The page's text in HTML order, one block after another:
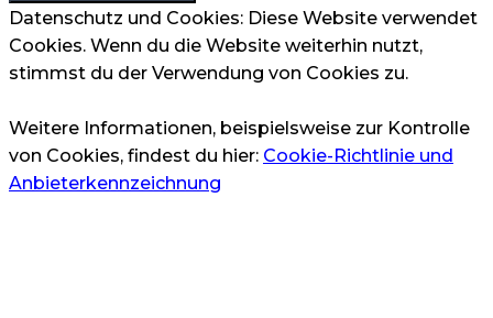
Datenschutz und Cookies: Diese Website verwendet
Cookies. Wenn du die Website weiterhin nutzt,
stimmst du der Verwendung von Cookies zu.
Weitere Informationen, beispielsweise zur Kontrolle
von Cookies, findest du hier: Cookie-Richtlinie und
Anbieterkennzeichnung